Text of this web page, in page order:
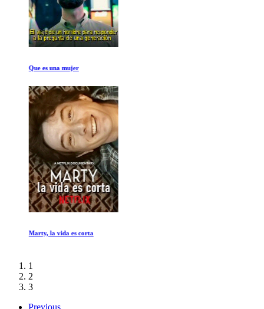
Que es una mujer
Marty, la vida es corta
1
2
3
Previous